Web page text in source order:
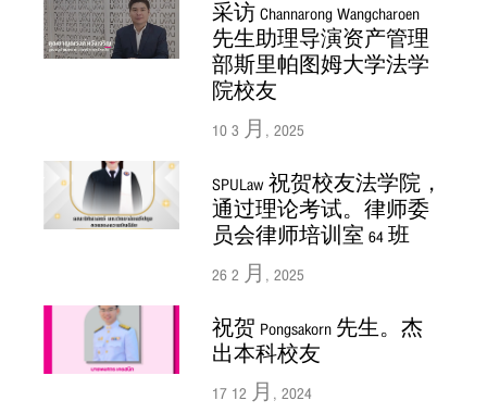
采访 Channarong Wangcharoen
先生助理导演资产管理
部斯里帕图姆大学法学
院校友
10 3 月, 2025
SPULaw 祝贺校友法学院，
通过理论考试。律师委
员会律师培训室 64 班
26 2 月, 2025
祝贺 Pongsakorn 先生。杰
出本科校友
17 12 月, 2024